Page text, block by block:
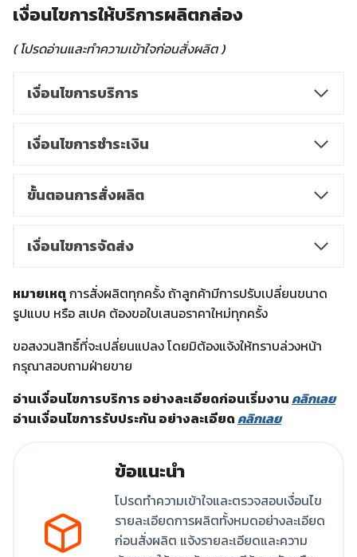
เงื่อนไขการให้บริการผลิตกล่อง
( โปรดอ่านและทำความเข้าใจก่อนสั่งผลิต )
เงื่อนไขการบริการ
เงื่อนไขการชำระเงิน
ขั้นตอนการสั่งผลิต
เงื่อนไขการจัดส่ง
หมายเหตุการสั่งผลิตทุกครั้ง ถ้าลูกค้ามีการปรับเปลี่ยนขนาด
รูปแบบ หรือ สเปค ต้องขอใบเสนอราคาใหม่ทุกครั้ง
ขอสงวนสิทธิ์ที่จะเปลี่ยนแปลง โดยมิต้องแจ้งให้ทราบล่วงหน้า
กรุณาสอบถามฝ่ายขาย
อ่านเงื่อนไขการบริการ อย่างละเอียดก่อนเริ่มงานคลิกเลย
อ่านเงื่อนไขการรับประกัน อย่างละเอียดคลิกเลย
ข้อแนะนำ
โปรดทำความเข้าใจและตรวจสอบเงื่อนไข
รายละเอียดการผลิตทั้งหมดอย่างละเอียด
ก่อนสั่งผลิต แจ้งรายละเอียดและความ